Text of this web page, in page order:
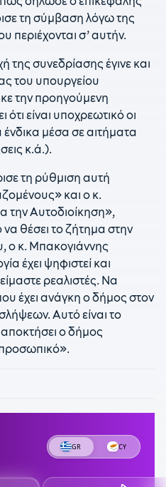
τη σύμβαση λόγω της
περιέχονται σ’ αυτήν.
της συνεδρίασης έγινε και
του υπουργείου
την προηγούμενη
είναι υποχρεωτικό οι
μέσα σε αιτήματα
κ.ά.).
τη ρύθμιση αυτή
και ο κ.
την Αυτοδιοίκηση»,
θέσει το ζήτημα στην
ο κ. Μπακογιάννης
έχει ψηφιστεί και
ρεαλιστές. Να
έχει ανάγκη ο δήμος στον
Αυτό είναι το
ο δήμος